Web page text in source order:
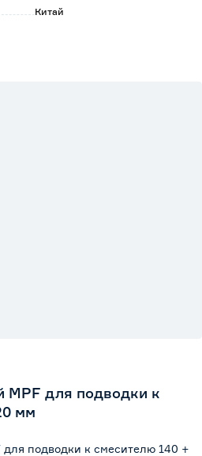
Китай
MPF для подводки к
мм
подводки к смесителю 140 +